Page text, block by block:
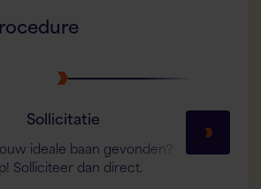
Sollicitatie
ideale baan gevonden?
Solliciteer dan direct.